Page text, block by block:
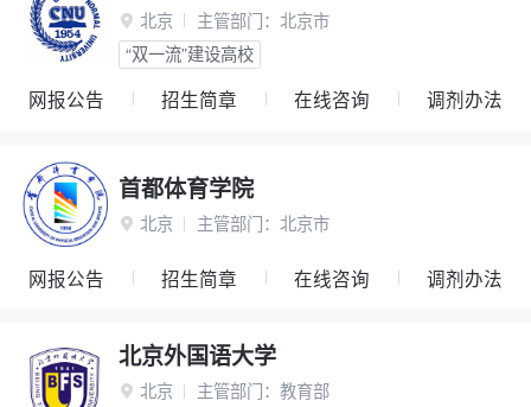
 北京 主管部门： 北京市
“双一流”建设高校
网报公告 招生简章 在线咨询 调剂办法
首都体育学院
 北京 主管部门： 北京市
网报公告 招生简章 在线咨询 调剂办法
北京外国语大学
 北京 主管部门： 教育部